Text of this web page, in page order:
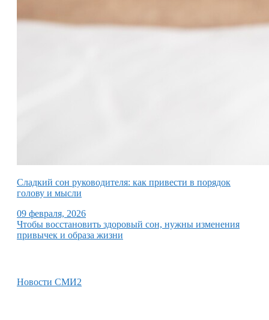
Сладкий сон руководителя: как привести в порядок
голову и мысли
09 февраля, 2026
Чтобы восстановить здоровый сон, нужны изменения
привычек и образа жизни
Новости СМИ2